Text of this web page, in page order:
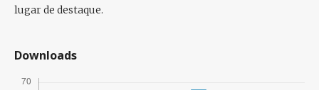
lugar de destaque.
Downloads